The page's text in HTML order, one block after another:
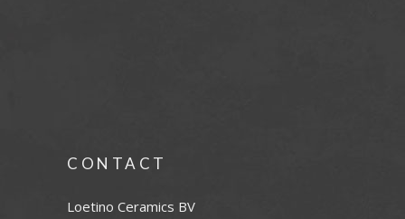
CONTACT
Loetino Ceramics BV